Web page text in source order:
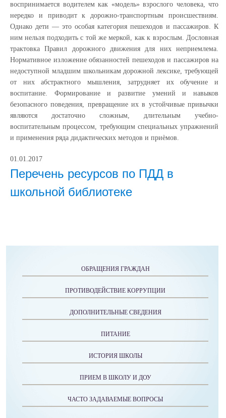
воспринимается водителем как «модель» взрослого человека, что
нередко и приводит к дорожно-транспортным происшествиям.
Однако дети — это особая категория пешеходов и пассажиров. К
ним нельзя подходить с той же меркой, как к взрослым. Дословная
трактовка Правил дорожного движения для них неприемлема.
Нормативное изложение обязанностей пешеходов и пассажиров на
недоступной младшим школьникам дорожной лексике, требующей
от них абстрактного мышления, затрудняет их обучение и
воспитание. Формирование и развитие умений и навыков
безопасного поведения, превращение их в устойчивые привычки
являются достаточно сложным, длительным учебно-
воспитательным процессом, требующим специальных упражнений
и применения ряда дидактических методов и приѐмов.
01.01.2017
Перечень ресурсов по ПДД в
школьной библиотеке
ОБРАЩЕНИЯ ГРАЖДАН
ПРОТИВОДЕЙСТВИЕ КОРРУПЦИИ
ДОПОЛНИТЕЛЬНЫЕ СВЕДЕНИЯ
ПИТАНИЕ
ИСТОРИЯ ШКОЛЫ
ПРИЕМ В ШКОЛУ И ДОУ
ЧАСТО ЗАДАВАЕМЫЕ ВОПРОСЫ